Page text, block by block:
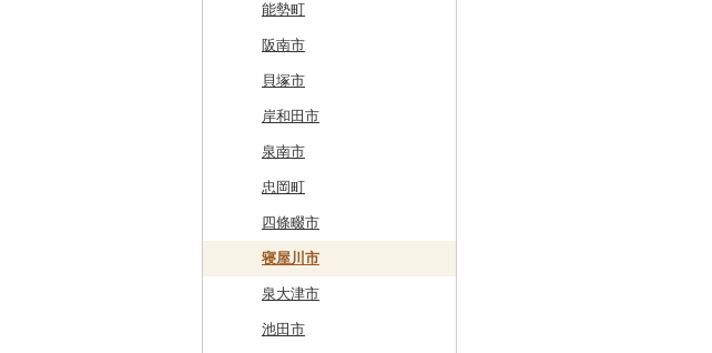
名寄市
美唄市
厚岸町
南富良野町
上富良野町
和寒町
紋別市
乙部町
根室市
三笠市
深浦町
青森市
田子町
新郷村
横浜町
野辺地町
佐井村
六戸町
五所川原市
平川市
葛巻町
花巻市
岩泉町
田野畑村
盛岡市
遠野市
奥州市
雫石町
岩手県（県庁）
一関市
村田町
栗原市
富谷市
岩沼市
七ヶ宿町
大崎市
塩竈市
石巻市
多賀城市
宮城県（県庁）
大館市
由利本荘市
にかほ市
羽後町
秋田県（県庁）
秋田市
男鹿市
美郷町
東成瀬村
五城目町
中山町
庄内町
大石田町
川西町
鶴岡市
山形県（県庁）
金山町
東根市
飯豊町
鮭川村
下郷町
西郷村
二本松市
猪苗代町
川俣町
郡山市
西会津町
玉川村
いわき市
南会津町
下妻市
茨城町
神栖市
常総市
東海村
美浦村
大洗町
河内町
ひたちなか市
龍ケ崎市
宇都宮市
栃木県（県庁）
那珂川町
茂木町
那須烏山市
矢板市
さくら市
足利市
那須町
鹿沼市
吉岡町
太田市
高山村
みどり市
千代田町
みなかみ町
片品村
富岡市
館林市
伊勢崎市
飯能市
長瀞町
羽生市
小鹿野町
坂戸市
鳩山町
埼玉県（県庁）
神川町
東秩父村
横瀬町
白子町
栄町
香取市
習志野市
銚子市
君津市
旭市
南房総市
八街市
東金市
東久留米市
利島村
瑞穂町
大島町
府中市
国分寺市
東村山市
中央区
あきる野市
中野区
真鶴町
清川村
開成町
藤沢市
神奈川県（県庁）
鎌倉市
大和市
伊勢原市
小田原市
湯河原町
小千谷市
田上町
五泉市
三条市
見附市
糸魚川市
胎内市
上越市
阿賀野市
津南町
小矢部市
滑川市
富山市
南砺市
能美市
津幡町
宝達志水町
金沢市
内灘町
かほく市
小松市
志賀町
加賀市
越前市
坂井市
あわら市
福井市
大野市
敦賀市
おおい町
永平寺町
南アルプス市
市川三郷町
都留市
山梨県（県庁）
道志村
忍野村
笛吹市
中央市
北杜市
鳴沢村
上松町
高山村
南木曽町
朝日村
長野市
根羽村
池田町
須坂市
川上村
信濃町
飛騨市
岐南町
大野町
山県市
羽島市
本巣市
川辺町
大垣市
輪之内町
神戸町
藤枝市
御殿場市
浜松市
伊東市
島田市
沼津市
伊豆市
裾野市
焼津市
富士宮市
北名古屋市
東栄町
豊山町
南知多町
江南市
みよし市
西尾市
武豊町
幸田町
碧南市
紀北町
熊野市
南伊勢町
朝日町
菰野町
紀宝町
伊勢市
四日市市
大台町
尾鷲市
栗東市
愛荘町
滋賀県（県庁）
米原市
豊郷町
多賀町
野洲市
井手町
木津川市
宇治田原町
長岡京市
綾部市
笠置町
南丹市
宇治市
京丹波町
京都府（府庁）
能勢町
阪南市
貝塚市
岸和田市
泉南市
忠岡町
四條畷市
寝屋川市
泉大津市
池田市